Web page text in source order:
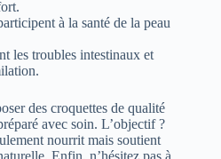
à la santé de la peau
les troubles intestinaux et
des croquettes de qualité
avec soin. L’objectif ?
nourrit mais soutient